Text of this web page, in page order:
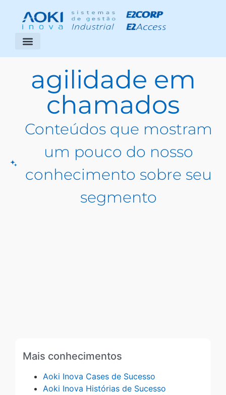
agilidade em
chamados
Conteúdos que mostram
um pouco do nosso
conhecimento sobre seu
segmento
Mais conhecimentos
Aoki Inova Cases de Sucesso
Aoki Inova Histórias de Sucesso